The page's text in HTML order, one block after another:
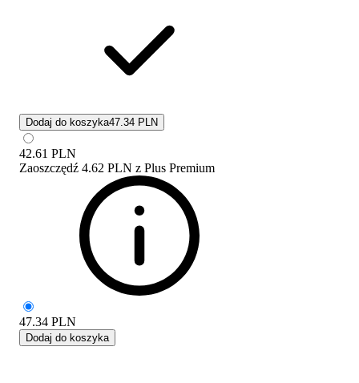
Dodaj do koszyka47.34 PLN
42.61 PLN
Zaoszczędź 4.62 PLN z Plus Premium
47.34 PLN
Dodaj do koszyka